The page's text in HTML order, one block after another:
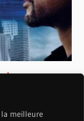
meilleure